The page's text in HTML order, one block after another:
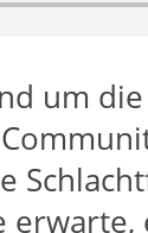
um